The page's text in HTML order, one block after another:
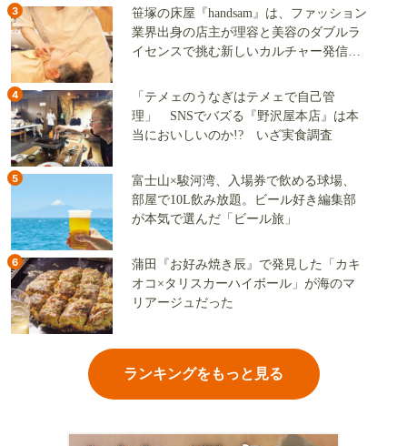
3
笹塚の床屋『handsam』は、ファッション
業界出身の店主が理容と美容のダブルラ
イセンスで挑む新しいカルチャー発信基
4
「テメェのうなぎはテメェで自己管
理」 SNSでバズる『野沢屋本店』は本
当においしいのか!? いざ実食調査
5
富士山×駿河湾、入場券で飲める球場、
部屋で10L飲み放題。ビール好き編集部
が本気で選んだ「ビール旅」
6
蒲田『お好み焼き辰』で発見した「カキ
オコ×タリスカーハイボール」が海のマ
リアージュだった
ランキングをもっと見る